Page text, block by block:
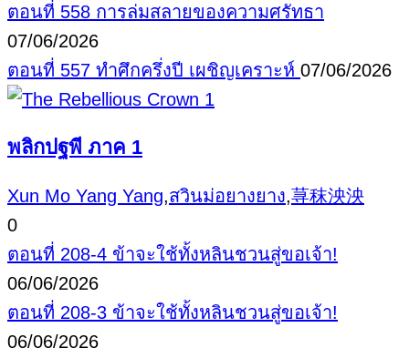
ตอนที่ 558 การล่มสลายของความศรัทธา
07/06/2026
ตอนที่ 557 ทำศึกครึ่งปี เผชิญเคราะห์ 07/06/2026
พลิกปฐพี ภาค 1
Xun Mo Yang Yang,สวินม่อยางยาง,荨秣泱泱
0
ตอนที่ 208-4 ข้าจะใช้ทั้งหลินชวนสู่ขอเจ้า!
06/06/2026
ตอนที่ 208-3 ข้าจะใช้ทั้งหลินชวนสู่ขอเจ้า!
06/06/2026